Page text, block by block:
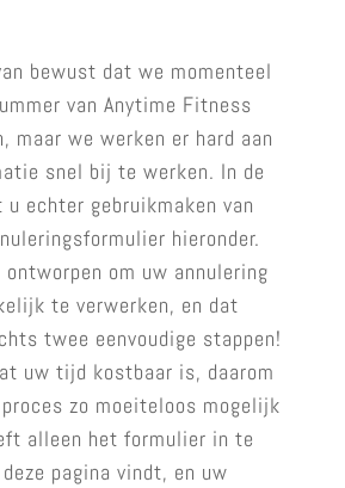
bewust dat we momenteel
van Anytime Fitness
maar we werken er hard aan
snel bij te werken. In de
echter gebruikmaken van
hieronder.
om uw annulering
te verwerken, en dat
twee eenvoudige stappen!
uw tijd kostbaar is, daarom
zo moeiteloos mogelijk
alleen het formulier in te
pagina vindt, en uw